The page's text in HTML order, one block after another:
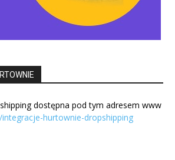
dostępna pod tym adresem www
hurtownie-dropshipping